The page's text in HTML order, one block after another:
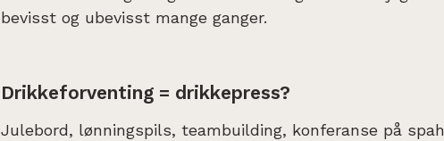
bevisst og ubevisst mange ganger.
Drikkeforventing = drikkepress?
Julebord, lønningspils, teambuilding, konferanse på